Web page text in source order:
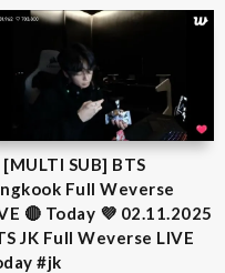
[MULTI SUB] BTS
Full Weverse
🔴 Today 💜 02.11.2025
JK Full Weverse LIVE
#jk